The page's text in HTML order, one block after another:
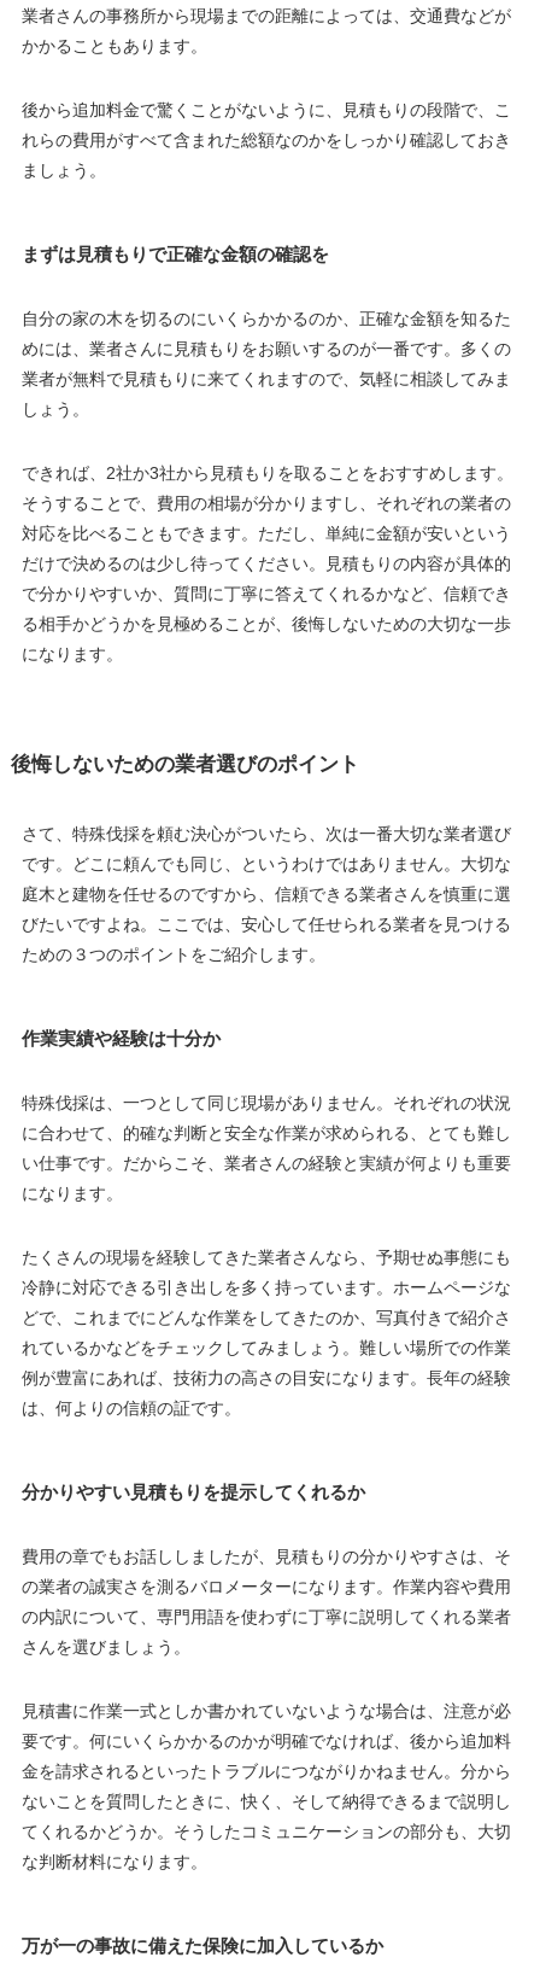
業者さんの事務所から現場までの距離によっては、交通費などが
かかることもあります。
後から追加料金で驚くことがないように、見積もりの段階で、こ
れらの費用がすべて含まれた総額なのかをしっかり確認しておき
ましょう。
まずは見積もりで正確な金額の確認を
自分の家の木を切るのにいくらかかるのか、正確な金額を知るた
めには、業者さんに見積もりをお願いするのが一番です。多くの
業者が無料で見積もりに来てくれますので、気軽に相談してみま
しょう。
できれば、2社か3社から見積もりを取ることをおすすめします。
そうすることで、費用の相場が分かりますし、それぞれの業者の
対応を比べることもできます。ただし、単純に金額が安いという
だけで決めるのは少し待ってください。見積もりの内容が具体的
で分かりやすいか、質問に丁寧に答えてくれるかなど、信頼でき
る相手かどうかを見極めることが、後悔しないための大切な一歩
になります。
後悔しないための業者選びのポイント
さて、特殊伐採を頼む決心がついたら、次は一番大切な業者選び
です。どこに頼んでも同じ、というわけではありません。大切な
庭木と建物を任せるのですから、信頼できる業者さんを慎重に選
びたいですよね。ここでは、安心して任せられる業者を見つける
ための３つのポイントをご紹介します。
作業実績や経験は十分か
特殊伐採は、一つとして同じ現場がありません。それぞれの状況
に合わせて、的確な判断と安全な作業が求められる、とても難し
い仕事です。だからこそ、業者さんの経験と実績が何よりも重要
になります。
たくさんの現場を経験してきた業者さんなら、予期せぬ事態にも
冷静に対応できる引き出しを多く持っています。ホームページな
どで、これまでにどんな作業をしてきたのか、写真付きで紹介さ
れているかなどをチェックしてみましょう。難しい場所での作業
例が豊富にあれば、技術力の高さの目安になります。長年の経験
は、何よりの信頼の証です。
分かりやすい見積もりを提示してくれるか
費用の章でもお話ししましたが、見積もりの分かりやすさは、そ
の業者の誠実さを測るバロメーターになります。作業内容や費用
の内訳について、専門用語を使わずに丁寧に説明してくれる業者
さんを選びましょう。
見積書に作業一式としか書かれていないような場合は、注意が必
要です。何にいくらかかるのかが明確でなければ、後から追加料
金を請求されるといったトラブルにつながりかねません。分から
ないことを質問したときに、快く、そして納得できるまで説明し
てくれるかどうか。そうしたコミュニケーションの部分も、大切
な判断材料になります。
万が一の事故に備えた保険に加入しているか